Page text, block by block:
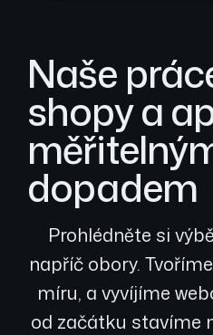
Naše
shopy a
dopadem
Prohlédněte si
napříč obory.
míru, a vyvíjíme
od začátku stavíme